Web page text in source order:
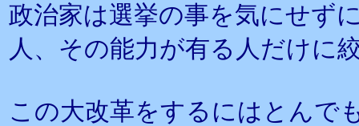
政治家は選挙の事を気にせず
人、その能力が有る人だけに
この大改革をするにはとんで